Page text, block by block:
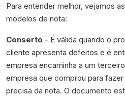
Para entender melhor, vejamos
modelos de nota:
Conserto - É válida quando o
cliente apresenta defeitos e é
empresa encaminha a um
empresa que comprou para
precisa da nota. O documento